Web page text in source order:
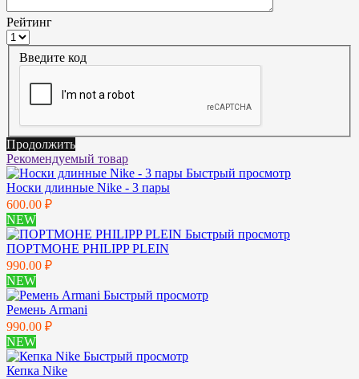
Рейтинг
Введите код
Продолжить
Рекомендуемый товар
Быстрый просмотр
Носки длинные Nike - 3 пары
600.00 ₽
NEW
Быстрый просмотр
ПОРТМОНЕ PHILIPP PLEIN
990.00 ₽
NEW
Быстрый просмотр
Ремень Armani
990.00 ₽
NEW
Быстрый просмотр
Кепка Nike